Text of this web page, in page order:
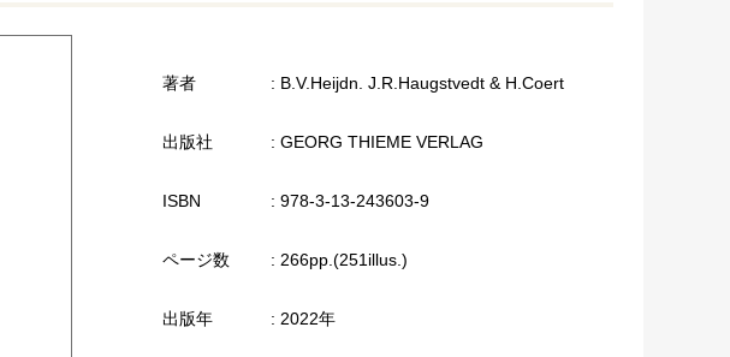
著者 : B.V.Heijdn. J.R.Haugstvedt & H.Coert
出版社 : GEORG THIEME VERLAG
ISBN : 978-3-13-243603-9
ページ数 : 266pp.(251illus.)
出版年 : 2022年